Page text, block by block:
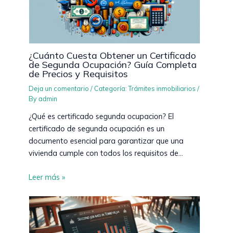
¿Cuánto Cuesta Obtener un Certificado
de Segunda Ocupación? Guía Completa
de Precios y Requisitos
Deja un comentario / Categoría: Trámites inmobiliarios /
By admin
¿Qué es certificado segunda ocupacion? El
certificado de segunda ocupación es un
documento esencial para garantizar que una
vivienda cumple con todos los requisitos de…
Leer más »